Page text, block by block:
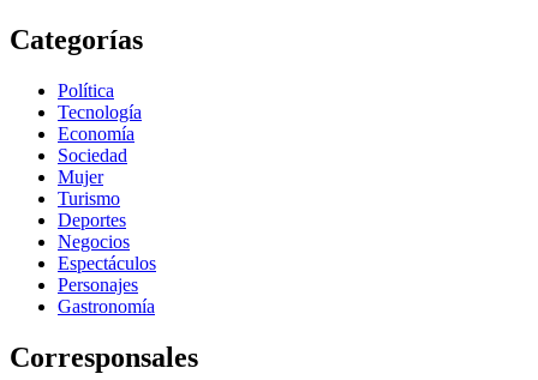
Categorías
Política
Tecnología
Economía
Sociedad
Mujer
Turismo
Deportes
Negocios
Espectáculos
Personajes
Gastronomía
Corresponsales